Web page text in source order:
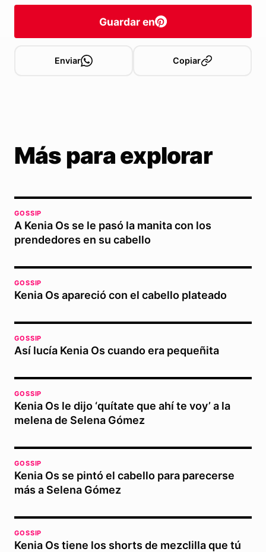
Guardar en
Enviar Copiar
Más para explorar
GOSSIP
A Kenia Os se le pasó la manita con los
prendedores en su cabello
GOSSIP
Kenia Os apareció con el cabello plateado
GOSSIP
Así lucía Kenia Os cuando era pequeñita
GOSSIP
Kenia Os le dijo ‘quítate que ahí te voy’ a la
melena de Selena Gómez
GOSSIP
Kenia Os se pintó el cabello para parecerse
más a Selena Gómez
GOSSIP
Kenia Os tiene los shorts de mezclilla que tú